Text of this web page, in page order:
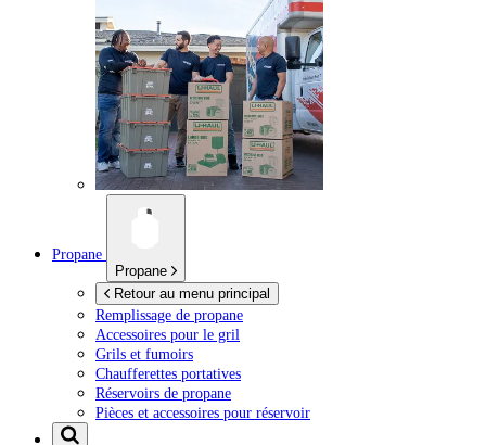
Propane
Propane
Retour au menu principal
Remplissage de propane
Accessoires pour le gril
Grils et fumoirs
Chaufferettes portatives
Réservoirs de propane
Pièces et accessoires pour réservoir